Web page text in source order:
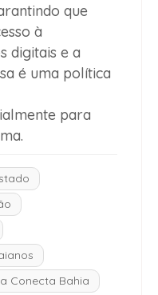
que
à
digitais e a
é uma política
para
Conecta Bahia